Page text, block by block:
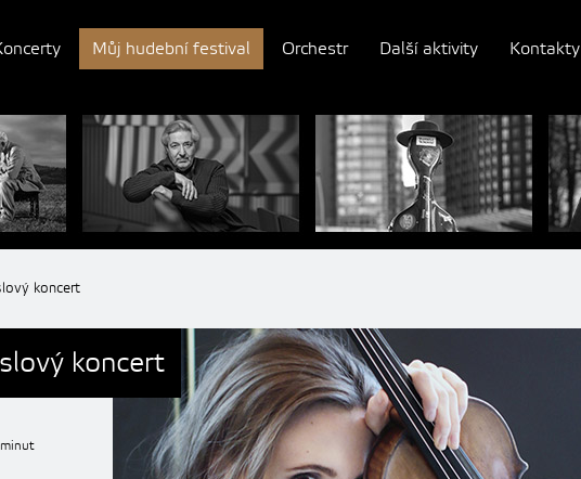
Můj hudební festival Orchestr Další aktivity Kontakty
koncert
koncert